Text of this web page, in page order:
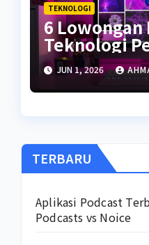
TEKNOLOGI
6
Teknologi
Saja?
JUN 1, 2026
TERBARU
Aplikasi Podcast
Podcasts vs Noice